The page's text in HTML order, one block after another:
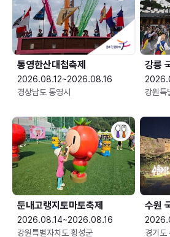
통영한산대첩축제
2026.08.12~2026.08.16
경상남도 통영시
강릉
강원특
둔내고랭지토마토축제
2026.08.14~2026.08.16
강원특별자치도 횡성군
수원
경기도